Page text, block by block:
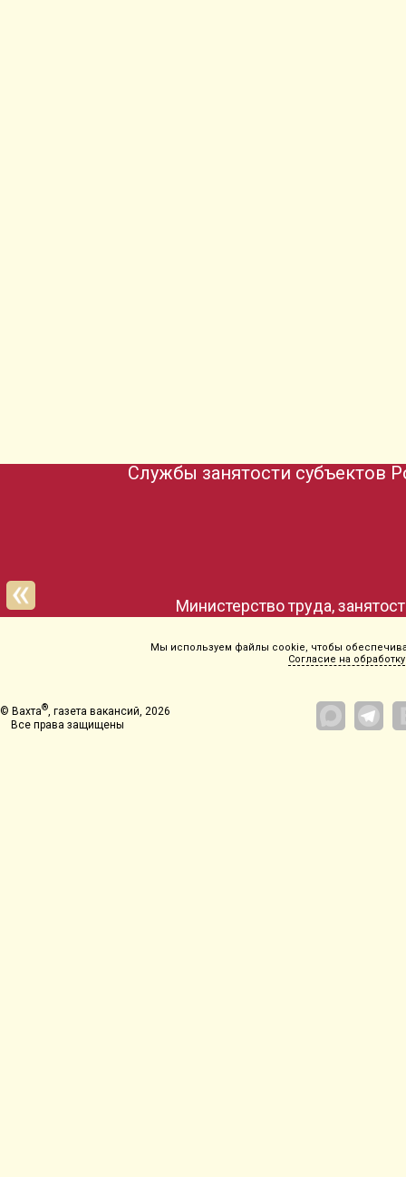
Департамент социальной политики
Службы занятости субъектов
Мы используем файлы cookie, чтобы
Согласие на обработку
© Вахта® , газета вакансий, 2026
Все права защищены